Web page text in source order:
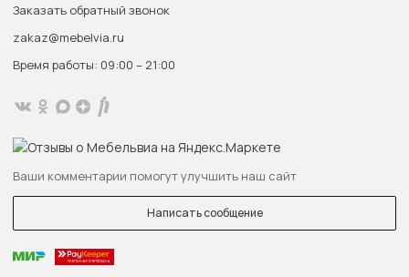
Заказать обратный звонок
zakaz@mebelvia.ru
Время работы: 09:00 – 21:00
Ваши комментарии помогут улучшить наш сайт
Написать сообщение